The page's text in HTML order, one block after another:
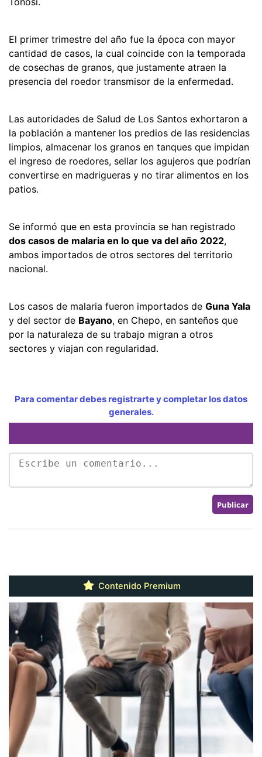
El primer trimestre del año fue la época con mayor
cantidad de casos, la cual coincide con la temporada
de cosechas de granos, que justamente atraen la
presencia del roedor transmisor de la enfermedad.
Las autoridades de Salud de Los Santos exhortaron a
la población a mantener los predios de las residencias
limpios, almacenar los granos en tanques que impidan
el ingreso de roedores, sellar los agujeros que podrían
convertirse en madrigueras y no tirar alimentos en los
patios.
Se informó que en esta provincia se han registrado
dos casos de malaria en lo que va del año 2022,
ambos importados de otros sectores del territorio
nacional.
Los casos de malaria fueron importados de Guna Yala
y del sector de Bayano, en Chepo, en santeños que
por la naturaleza de su trabajo migran a otros
sectores y viajan con regularidad.
Para comentar debes registrarte y completar los datos
generales.
Contenido Premium